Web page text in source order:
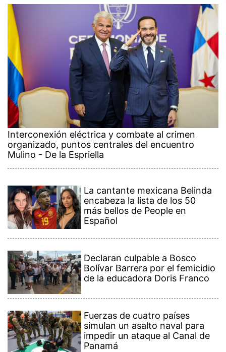
Interconexión eléctrica y combate al crimen
organizado, puntos centrales del encuentro
Mulino - De la Espriella
La cantante mexicana Belinda
encabeza la lista de los 50
más bellos de People en
Español
Declaran culpable a Bosco
Bolívar Barrera por el femicidio
de la educadora Doris Franco
Fuerzas de cuatro países
simulan un asalto naval para
impedir un ataque al Canal de
Panamá